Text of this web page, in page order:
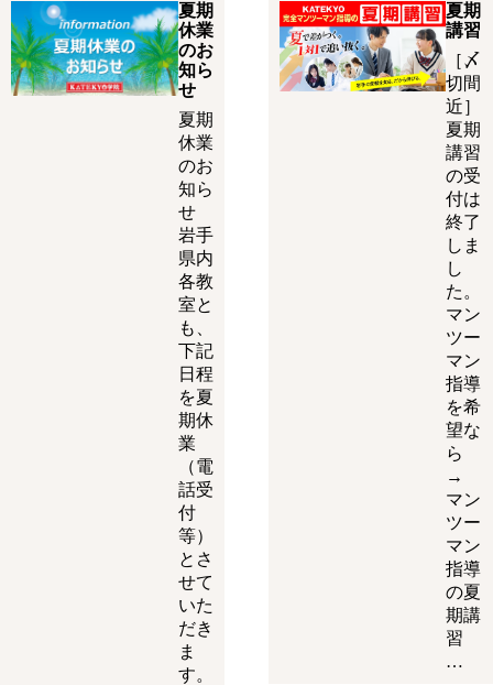
夏期
休業
のお
知ら
せ
夏期
休業
のお
知ら
せ
岩手
県内
各教
室と
も、
下記
日程
を夏
期休
業
（電
話受
付
等）
とさ
せて
いた
だき
ま
す。
夏期
講習
［〆
切間
近］
夏期
講習
の受
付は
終了
しま
し
た。
マン
ツー
マン
指導
を希
望な
ら
→
マン
ツー
マン
指導
の夏
期講
習
…